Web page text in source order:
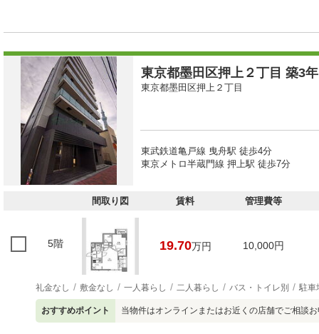
東京都墨田区押上２丁目 築3
東京都墨田区押上２丁目
東武鉄道亀戸線 曳舟駅 徒歩4分
東京メトロ半蔵門線 押上駅 徒歩7分
間取り図 賃料 管理費等
5階 19.70万円 10,000円
礼金なし 敷金なし 一人暮らし 二人暮らし バス・トイレ別 駐車
おすすめポイント 当物件はオンラインまたはお近くの店舗でご相談